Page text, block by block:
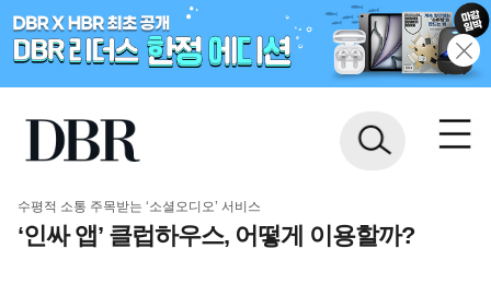
수평적 소통 주목받는 ‘소셜오디오’ 서비스
‘인싸 앱’ 클럽하우스, 어떻게 이용할까?